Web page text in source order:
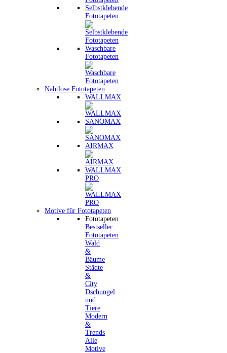
Selbstklebende
Fototapeten
Waschbare
Fototapeten
Nahtlose Fototapeten
WALLMAX
SANOMAX
AIRMAX
WALLMAX
PRO
Motive für Fototapeten
Fototapeten
Bestseller
Fototapeten
Wald
&
Bäume
Städte
&
City
Dschungel
und
Tiere
Modern
&
Trends
Alle
Motive